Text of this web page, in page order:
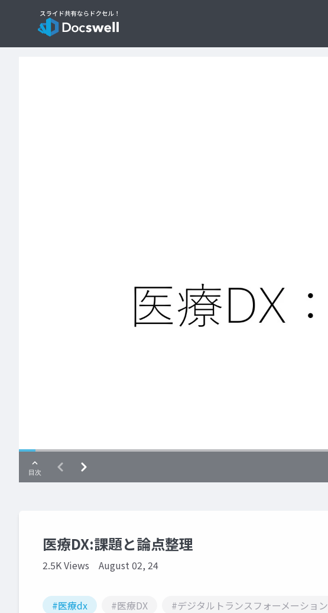
医療DX:課題と論点整理
2.5K Views August 02, 24
#医療dx #医療DX #デジタルトランスフォーメーション